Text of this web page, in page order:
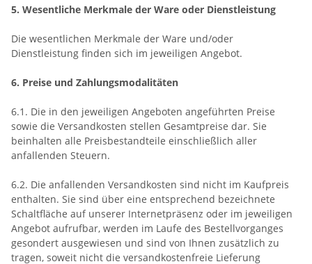
5. Wesentliche Merkmale der Ware oder Dienstleistung
Die wesentlichen Merkmale der Ware und/oder
Dienstleistung finden sich im jeweiligen Angebot.
6. Preise und Zahlungsmodalitäten
6.1. Die in den jeweiligen Angeboten angeführten Preise
sowie die Versandkosten stellen Gesamtpreise dar. Sie
beinhalten alle Preisbestandteile einschließlich aller
anfallenden Steuern.
6.2. Die anfallenden Versandkosten sind nicht im Kaufpreis
enthalten. Sie sind über eine entsprechend bezeichnete
Schaltfläche auf unserer Internetpräsenz oder im jeweiligen
Angebot aufrufbar, werden im Laufe des Bestellvorganges
gesondert ausgewiesen und sind von Ihnen zusätzlich zu
tragen, soweit nicht die versandkostenfreie Lieferung